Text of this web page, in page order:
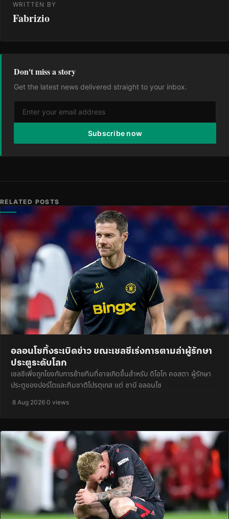
WRITTEN BY
Fabrizio
Don't miss a story
Get the latest news delivered straight to your inbox.
Subscribe now
RELATED POSTS
อลอนโซทิ้งระเบิดข่าว ขณะเชลซีเร่งการตามล่าผู้รักษา
ประตูระดับโลก
เชลซีเพิ่งถูกโยงกับการย้ายทีมที่อาจเกิดขึ้นสำหรับ ดิโอโก คอสตา ผู้รักษา
ประตูของปอร์โตและทีมชาติโปรตุเกส แต่ ซาบี อลอนโซ
·8 Aug 2026·0 views